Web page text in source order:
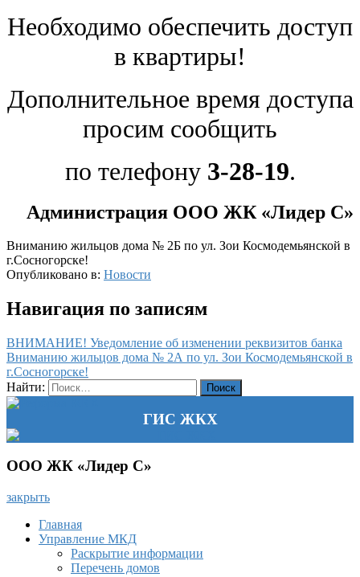
Необходимо обеспечить доступ
в квартиры!
Дополнительное время доступа
просим сообщить
по телефону 3-28-19.
Администрация ООО ЖК «Лидер С»
Вниманию жильцов дома № 2Б по ул. Зои Космодемьянской в
г.Сосногорске!
Опубликовано в: Новости
Навигация по записям
ВНИМАНИЕ! Уведомление об изменении реквизитов банка
Вниманию жильцов дома № 2А по ул. Зои Космодемьянской в
г.Сосногорске!
Найти:
ГИС ЖКХ
ООО ЖК «Лидер С»
закрыть
Главная
Управление МКД
Раскрытие информации
Перечень домов